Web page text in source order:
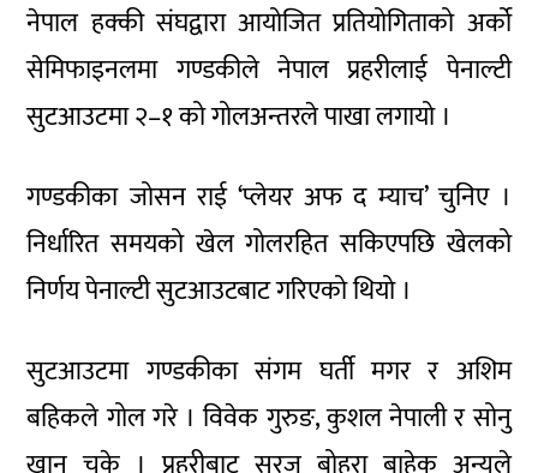
नेपाल हक्की संघद्वारा आयोजित प्रतियोगिताको अर्को
सेमिफाइनलमा गण्डकीले नेपाल प्रहरीलाई पेनाल्टी
सुटआउटमा २–१ को गोलअन्तरले पाखा लगायो ।
गण्डकीका जोसन राई ‘प्लेयर अफ द म्याच’ चुनिए ।
निर्धारित समयको खेल गोलरहित सकिएपछि खेलको
निर्णय पेनाल्टी सुटआउटबाट गरिएको थियो ।
सुटआउटमा गण्डकीका संगम घर्ती मगर र अशिम
बहिकले गोल गरे । विवेक गुरुङ, कुशल नेपाली र सोनु